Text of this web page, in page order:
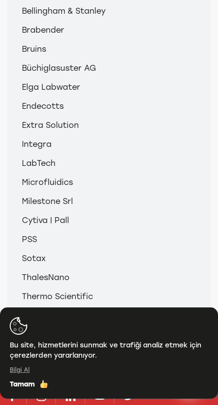
Bellingham & Stanley
Brabender
Bruins
Büchiglasuster AG
Elga Labwater
Endecotts
Extra Solution
Integra
LabTech
Microfluidics
Milestone Srl
Cytiva | Pall
PSS
Sotax
ThalesNano
Thermo Scientific
Bu site, hizmetlerini sunmak ve trafiği analiz etmek için
çerezlerden yararlanıyor.
Bilgi Al
Tamam